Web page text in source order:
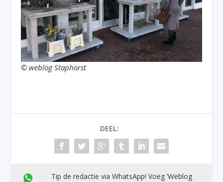
© weblog Staphorst
DEEL:
Tip de redactie via WhatsApp! Voeg ’Weblog